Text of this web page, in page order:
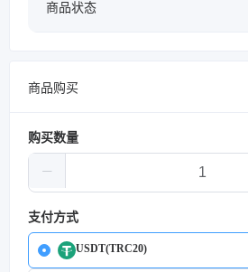
商品状态
商品购买
购买数量
支付方式
USDT(TRC20)